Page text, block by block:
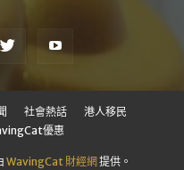
社會熱話
港人移民
優惠
WavingCat 財經網 提供。